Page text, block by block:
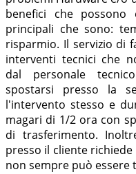
benefici che
principali che sono:
risparmio. Il servizio di
interventi tecnici che
dal personale
spostarsi presso la
l'intervento stesso e
magari di 1/2 ora con
di trasferimento.
presso il cliente
non sempre può essere